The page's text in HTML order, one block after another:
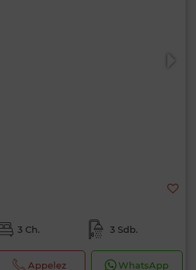
3 Ch. 3 Sdb.
Appelez WhatsApp